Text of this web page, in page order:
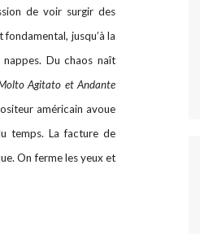
de voir surgir des
jusqu’à la
Du chaos naît
Agitato et Andante
américain avoue
temps. La facture de
On ferme les yeux et